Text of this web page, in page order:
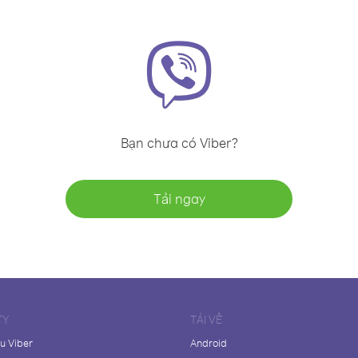
Bạn chưa có Viber?
Tải ngay
Viber
TẢI VỀ
Android